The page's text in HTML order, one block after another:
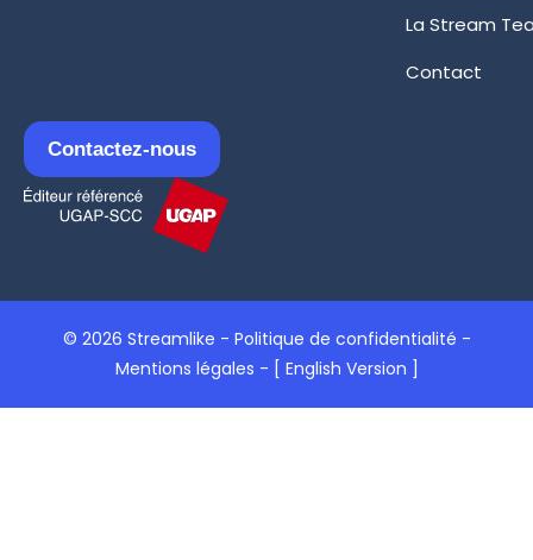
La Stream
Contact
Contactez-nous
© 2026 Streamlike - Politique de confidentialité -
Mentions légales - [ English Version ]